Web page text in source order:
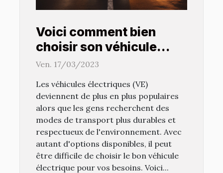
Voici comment bien
choisir son véhicule
électrique
Ven. 17/03/2023
Les véhicules électriques (VE)
deviennent de plus en plus populaires
alors que les gens recherchent des
modes de transport plus durables et
respectueux de l'environnement. Avec
autant d'options disponibles, il peut
être difficile de choisir le bon véhicule
électrique pour vos besoins. Voici...